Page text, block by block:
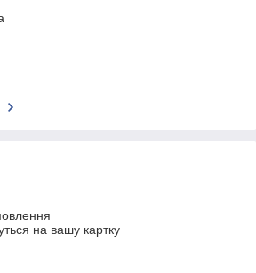
на вашу картку